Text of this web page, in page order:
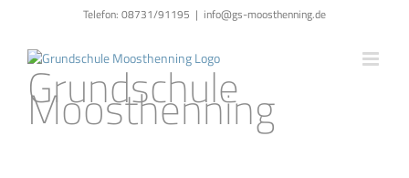
Telefon: 08731/91195 | info@gs-moosthenning.de
Grundschule
Moosthenning